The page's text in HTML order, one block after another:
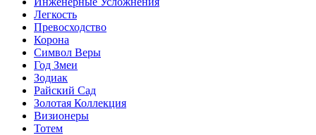
Легкость
Превосходство
Корона
Символ Веры
Год Змеи
Зодиак
Райский Сад
Золотая Коллекция
Визионеры
Тотем